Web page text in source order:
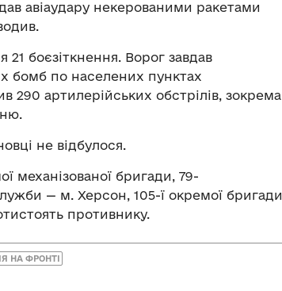
авіаудару некерованими ракетами
21 боєзіткнення. Ворог завдав
бомб по населених пунктах
290 артилерійських обстрілів, зокрема
не відбулося.
механізованої бригади, 79-
— м. Херсон, 105-ї окремої бригади
противнику.
НА ФРОНТІ